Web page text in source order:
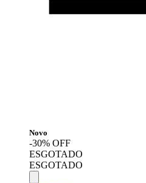
Novo
-30% OFF
ESGOTADO
ESGOTADO